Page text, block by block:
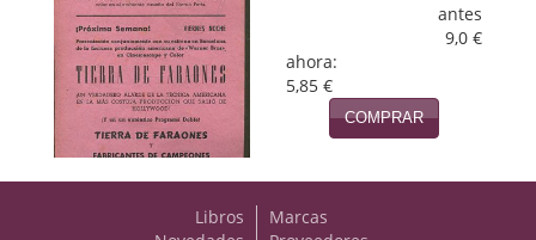
antes
9,0 €
ahora:
5,85 €
COMPRAR
Libros
Marcas